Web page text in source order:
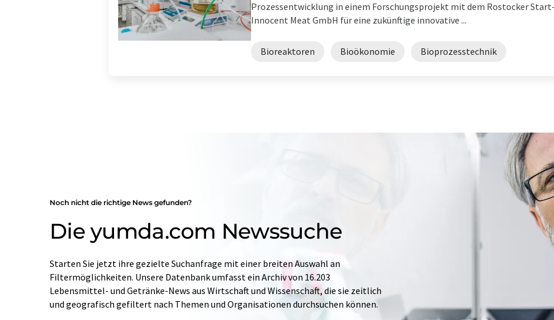
Prozessentwicklung in einem Forschungsprojekt mit dem Rostocker
Innocent Meat GmbH für eine zukünftige innovative ...
Bioreaktoren Bioökonomie Bioprozesstechnik
Noch nicht die richtige News gefunden?
Die yumda.com Newssuche
Starten Sie jetzt ihre gezielte Suchanfrage mit einer breiten Auswahl an
Filtermöglichkeiten. Unsere Datenbank umfasst ein Archiv von 16.203
Lebensmittel- und Getränke-News aus Wirtschaft und Wissenschaft, die sie zeitlich
und geografisch gefiltert nach Themen und Organisationen durchsuchen können.